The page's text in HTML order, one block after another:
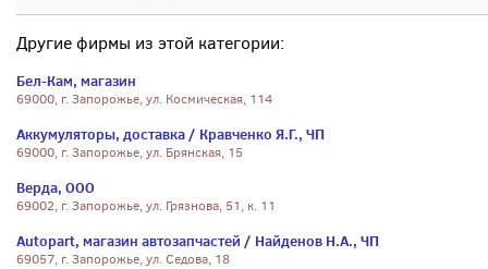
Другие фирмы из этой категории:
Бел-Кам, магазин
69000, г. Запорожье, ул. Космическая, 114
Аккумуляторы, доставка / Кравченко Я.Г., ЧП
69000, г. Запорожье, ул. Брянская, 15
Верда, ООО
69002, г. Запорожье, ул. Грязнова, 51, к. 11
Autopart, магазин автозапчастей / Найденов Н.А., ЧП
69057, г. Запорожье, ул. Седова, 18